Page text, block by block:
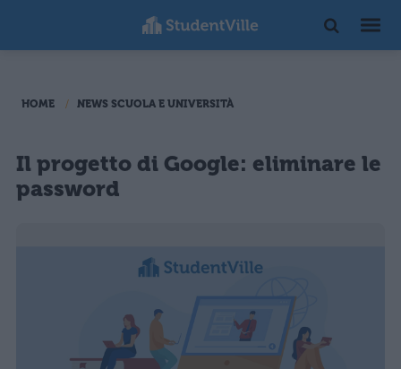
HOME NEWS SCUOLA E UNIVERSITÀ
Il progetto di Google: eliminare le
password